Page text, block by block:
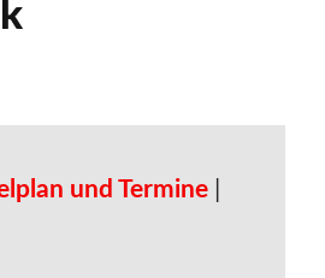
und Termine